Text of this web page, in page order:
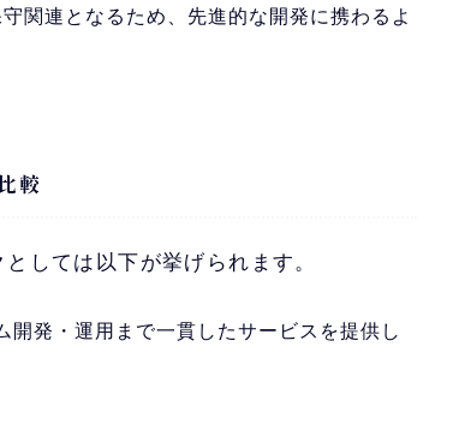
関連となるため、先進的な開発に携わるよ
較
しては以下が挙げられます。
開発・運用まで一貫したサービスを提供し